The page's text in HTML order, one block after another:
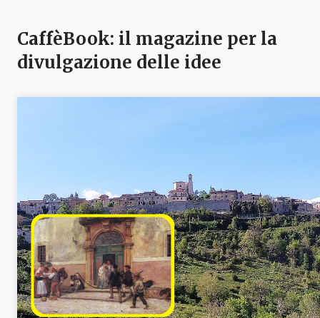
CaffèBook: il magazine per la
divulgazione delle idee